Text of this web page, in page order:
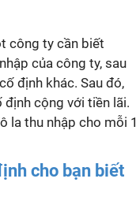
công ty cần biết
của công ty, sau
định khác. Sau đó,
định cộng với tiền lãi.
la thu nhập cho mỗi 1
cho bạn biết